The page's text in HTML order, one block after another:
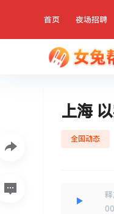
首页 夜场招聘
上海
全国动态
释